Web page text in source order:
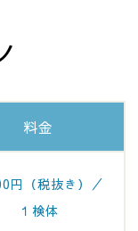
料金
円（税抜き）／
１検体